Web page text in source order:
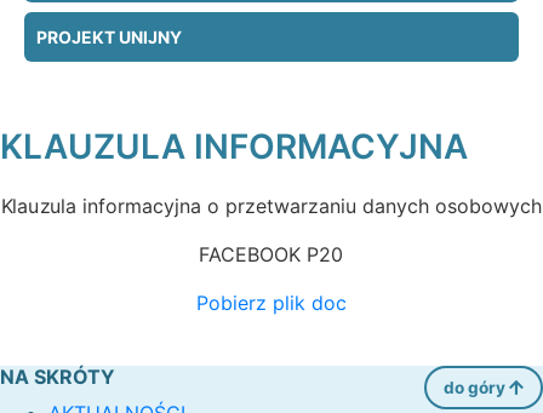
PROJEKT UNIJNY
KLAUZULA INFORMACYJNA
Klauzula informacyjna o przetwarzaniu danych osobowych
FACEBOOK P20
Pobierz plik doc
NA SKRÓTY do góry